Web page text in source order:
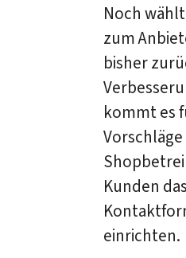
Noch
zum
bisher
kommt es
Kunden
einrichten.